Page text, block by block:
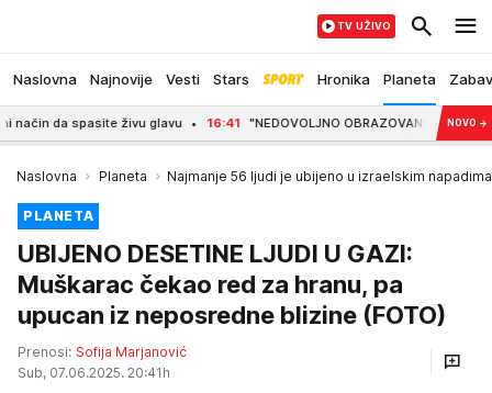
Naslovna Najnovije Vesti Stars Hronika Planeta
TV UŽIVO
da spasite živu glavu 16:41 "NEDOVOLJNO OBRAZOVAN!" Evo zašto su
NOVO →
Naslovna Planeta Najmanje 56 ljudi je ubijeno u izraelskim napadima
PLANETA
UBIJENO DESETINE LJUDI U GAZI:
Muškarac čekao red za hranu, pa
upucan iz neposredne blizine (FOTO)
Prenosi: Sofija Marjanović
Sub, 07.06.2025. 20:41h